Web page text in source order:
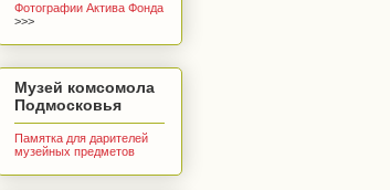
Фотографии Актива Фонда
>>>
Музей комсомола
Подмосковья
Памятка для дарителей
музейных предметов